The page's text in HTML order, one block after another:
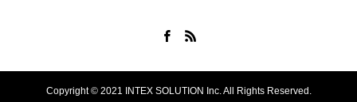
Copyright © 2021 INTEX SOLUTION Inc. All Rights Reserved.